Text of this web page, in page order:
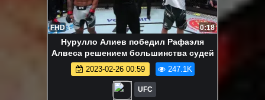
FHD 0:18
Нурулло Алиев победил Рафаэля
Алвеса решением большинства судей
2023-02-26 00:59 247.1K
UFC